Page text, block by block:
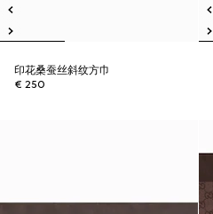
印花桑蚕丝斜纹方巾
€ 250